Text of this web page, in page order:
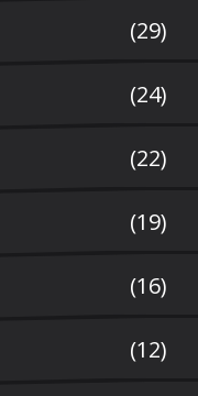
(29)
(24)
(22)
(19)
(16)
(12)